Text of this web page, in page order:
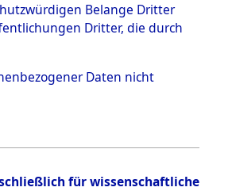
Belange Dritter
Dritter, die durch
Daten nicht
für wissenschaftliche